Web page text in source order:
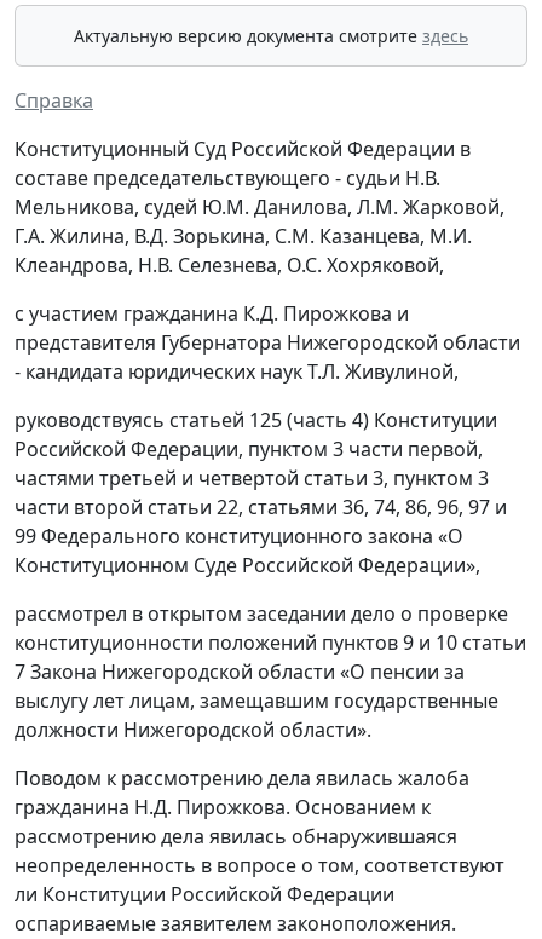
Актуальную версию документа смотрите здесь
Справка
Конституционный Суд Российской Федерации в
составе председательствующего - судьи Н.В.
Мельникова, судей Ю.М. Данилова, Л.М. Жарковой,
Г.А. Жилина, В.Д. Зорькина, С.М. Казанцева, М.И.
Клеандрова, Н.В. Селезнева, О.С. Хохряковой,
с участием гражданина К.Д. Пирожкова и
представителя Губернатора Нижегородской области
- кандидата юридических наук Т.Л. Живулиной,
руководствуясь статьей 125 (часть 4) Конституции
Российской Федерации, пунктом 3 части первой,
частями третьей и четвертой статьи 3, пунктом 3
части второй статьи 22, статьями 36, 74, 86, 96, 97 и
99 Федерального конституционного закона «О
Конституционном Суде Российской Федерации»,
рассмотрел в открытом заседании дело о проверке
конституционности положений пунктов 9 и 10 статьи
7 Закона Нижегородской области «О пенсии за
выслугу лет лицам, замещавшим государственные
должности Нижегородской области».
Поводом к рассмотрению дела явилась жалоба
гражданина Н.Д. Пирожкова. Основанием к
рассмотрению дела явилась обнаружившаяся
неопределенность в вопросе о том, соответствуют
ли Конституции Российской Федерации
оспариваемые заявителем законоположения.